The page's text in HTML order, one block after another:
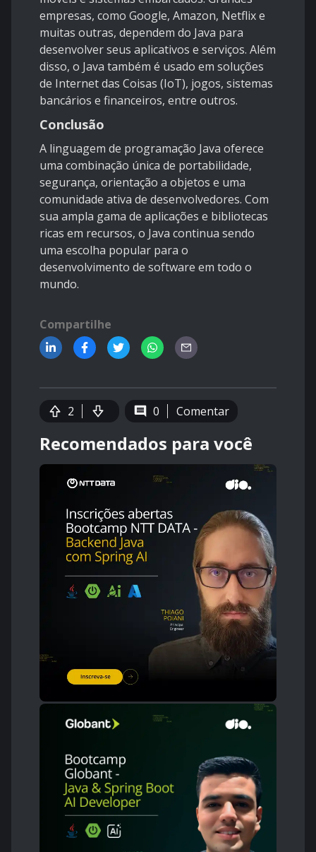
empresas, como Google, Amazon, Netflix e
muitas outras, dependem do Java para
desenvolver seus aplicativos e serviços. Além
disso, o Java também é usado em soluções
de Internet das Coisas (IoT), jogos, sistemas
bancários e financeiros, entre outros.
Conclusão
A linguagem de programação Java oferece
uma combinação única de portabilidade,
segurança, orientação a objetos e uma
comunidade ativa de desenvolvedores. Com
sua ampla gama de aplicações e bibliotecas
ricas em recursos, o Java continua sendo
uma escolha popular para o
desenvolvimento de software em todo o
mundo.
Compartilhe
2 0 Comentar
Recomendados para você